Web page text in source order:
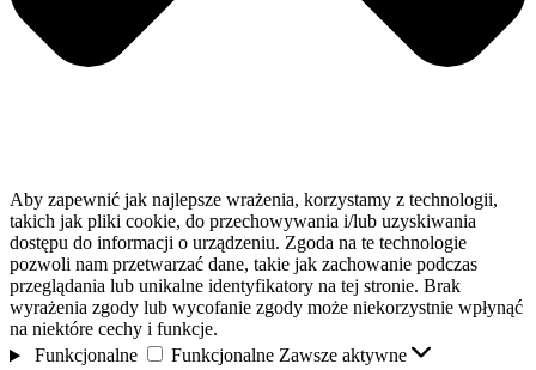
Aby zapewnić jak najlepsze wrażenia, korzystamy z technologii,
takich jak pliki cookie, do przechowywania i/lub uzyskiwania
dostępu do informacji o urządzeniu. Zgoda na te technologie
pozwoli nam przetwarzać dane, takie jak zachowanie podczas
przeglądania lub unikalne identyfikatory na tej stronie. Brak
wyrażenia zgody lub wycofanie zgody może niekorzystnie wpłynąć
na niektóre cechy i funkcje.
Funkcjonalne
Funkcjonalne Zawsze aktywne